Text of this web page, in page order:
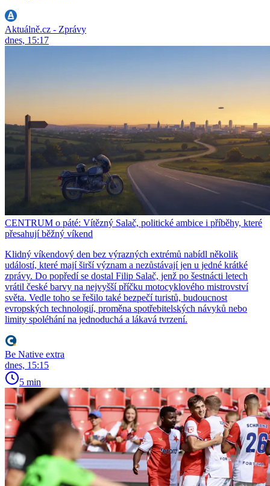
Aktuálně.cz - Zprávy
dnes, 15:17
CENTRUM o páté: Vítězný Salač, politické ambice i příběhy, které
přesahují běžný víkend
Klidný víkendový den bez výrazných extrémů nabídl několik
událostí, které mají širší význam a nezůstávají jen u jedné krátké
zprávy. Do popředí se dostal Filip Salač, jenž po šestnácti letech
vrátil české barvy na nejvyšší příčku motocyklového mistrovství
světa. Vedle toho se řešilo také bezpečí turistů, budoucnost
evropských technologií, proměna spotřebitelských návyků nebo
limity spoléhání na jednoduchá a lákavá tvrzení.
Be Native extra
dnes, 15:15
5 min